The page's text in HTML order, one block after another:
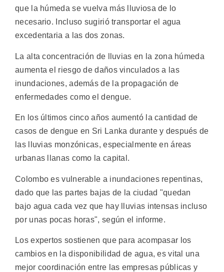
que la húmeda se vuelva más lluviosa de lo
necesario. Incluso sugirió transportar el agua
excedentaria a las dos zonas.
La alta concentración de lluvias en la zona húmeda
aumenta el riesgo de daños vinculados a las
inundaciones, además de la propagación de
enfermedades como el dengue.
En los últimos cinco años aumentó la cantidad de
casos de dengue en Sri Lanka durante y después de
las lluvias monzónicas, especialmente en áreas
urbanas llanas como la capital.
Colombo es vulnerable a inundaciones repentinas,
dado que las partes bajas de la ciudad "quedan
bajo agua cada vez que hay lluvias intensas incluso
por unas pocas horas", según el informe.
Los expertos sostienen que para acompasar los
cambios en la disponibilidad de agua, es vital una
mejor coordinación entre las empresas públicas y